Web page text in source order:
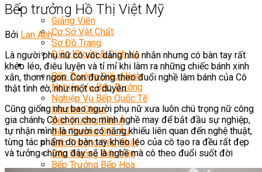
Giới Thiệu
Giảng Viên
Cơ Sở Vật Chất
Sơ Đồ Trang
Điều Khoản & Dịch Vụ
Khóa Học
Bếp Trưởng Điều Hành
Nghiệp Vụ Bếp Trưởng
Nghiệp Vụ Bếp Quốc Tế
Master Class
Bếp Trưởng Bếp Á
Bếp Trưởng Bếp Âu
Bếp Trưởng Bếp Nhật
Bếp Trưởng Bếp Việt
Bếp Trưởng Bếp Hoa
Bếp trưởng Hồ Thị Việt Mỹ
Bởi Lan Anh
Là người phụ nữ có vóc dáng nhỏ nhắn nhưng có bàn tay rất
khéo léo, điêu luyện và tỉ mỉ khi làm ra những chiếc bánh xinh
xắn, thơm ngon. Con đường theo đuổi nghề làm bánh của Cô
thật tình cờ, như một cơ duyên.
Cũng giống như bao người phụ nữ xưa luôn chú trọng nữ công
gia chánh, Cô chọn cho mình nghề may để bắt đầu sự nghiệp,
tự nhận mình là người có năng khiếu liên quan đến nghệ thuật,
từng tác phẩm do bàn tay khéo léo của cô tạo ra đều rất đẹp
và tưởng chừng đây sẽ là nghề mà cô theo đuổi suốt đời